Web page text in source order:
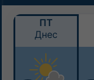
ПТ
Днес